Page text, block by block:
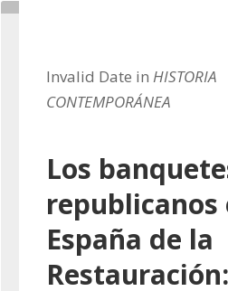
Invalid Date in HISTORIA
CONTEMPORÁNEA
Los
republicanos
España de la
Restauración: